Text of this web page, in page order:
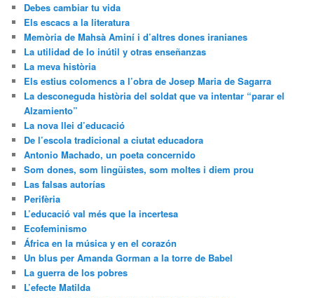
Debes cambiar tu vida
Els escacs a la literatura
Memòria de Mahsà Aminí i d’altres dones iranianes
La utilidad de lo inútil y otras enseñanzas
La meva història
Els estius colomencs a l’obra de Josep Maria de Sagarra
La desconeguda història del soldat que va intentar “parar el
Alzamiento”
La nova llei d’educació
De l’escola tradicional a ciutat educadora
Antonio Machado, un poeta concernido
Som dones, som lingüistes, som moltes i diem prou
Las falsas autorías
Perifèria
L’educació val més que la incertesa
Ecofeminismo
África en la música y en el corazón
Un blus per Amanda Gorman a la torre de Babel
La guerra de los pobres
L’efecte Matilda